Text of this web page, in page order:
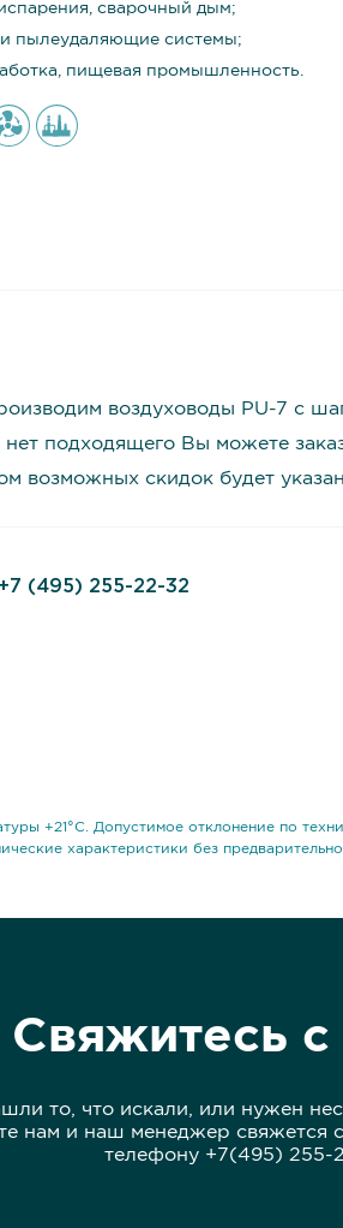
сварочный дым;
пылеудаляющие системы;
пищевая промышленность.
воздуховоды PU-7 с
подходящего Вы можете
возможных скидок будет
+7 (495) 255-22-32
+21°С. Допустимое отклонение по
характеристики без
Свяжитесь с
то, что искали, или нужен
нам и наш менеджер свяжется
телефону +7(495) 255-